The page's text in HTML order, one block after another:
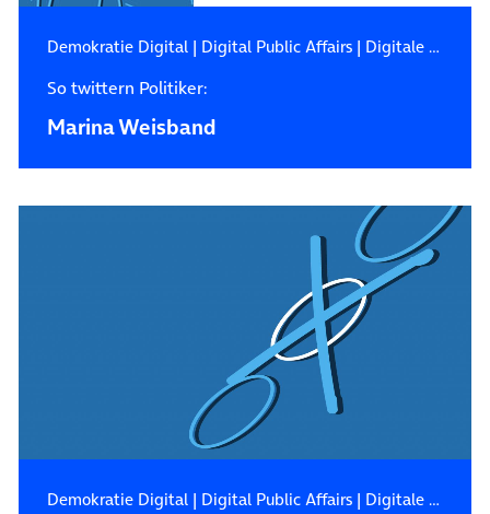
Demokratie Digital| Digital Public Affairs| Digitale Zukunft
So twittern Politiker:
Marina Weisband
Demokratie Digital| Digital Public Affairs| Digitale Zukunft